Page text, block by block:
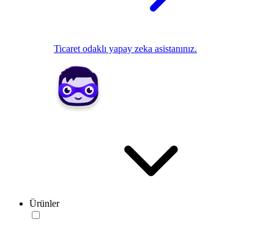
Ticaret odaklı yapay zeka asistanınız.
Ürünler